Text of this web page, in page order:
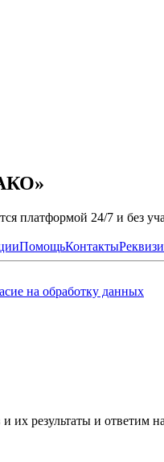
платформой 24/7 и без
ПомощьКонтакты
на обработку данных
результаты и ответим